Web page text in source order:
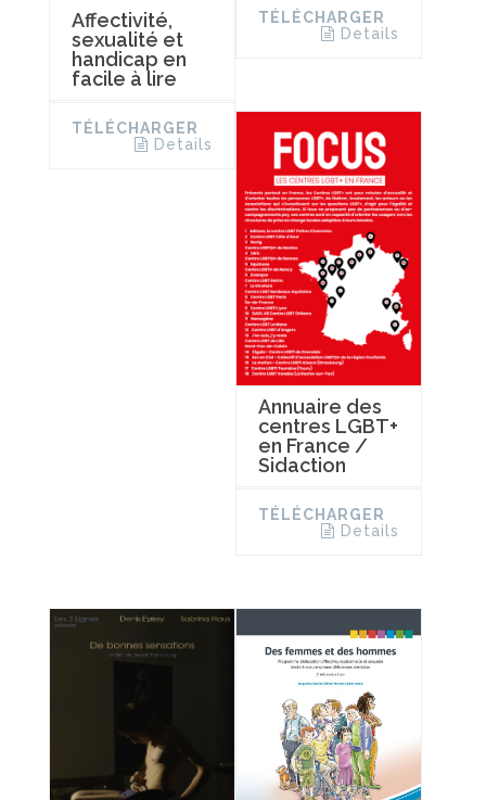
Affectivité,
sexualité et
handicap en
facile à lire
TÉLÉCHARGER
Details
TÉLÉCHARGER
Details
Annuaire des
centres LGBT+
en France /
Sidaction
TÉLÉCHARGER
Details